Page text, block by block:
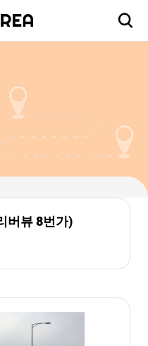
버뷰 8번가)